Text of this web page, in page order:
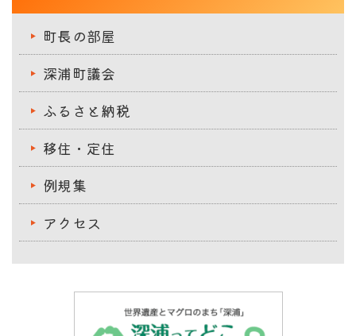
町長の部屋
深浦町議会
ふるさと納税
移住・定住
例規集
アクセス